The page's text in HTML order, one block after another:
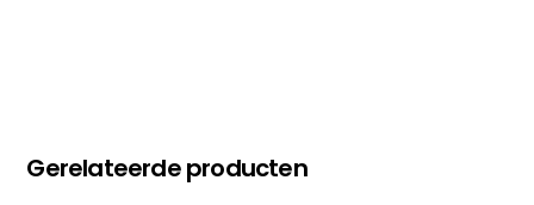
Gerelateerde producten